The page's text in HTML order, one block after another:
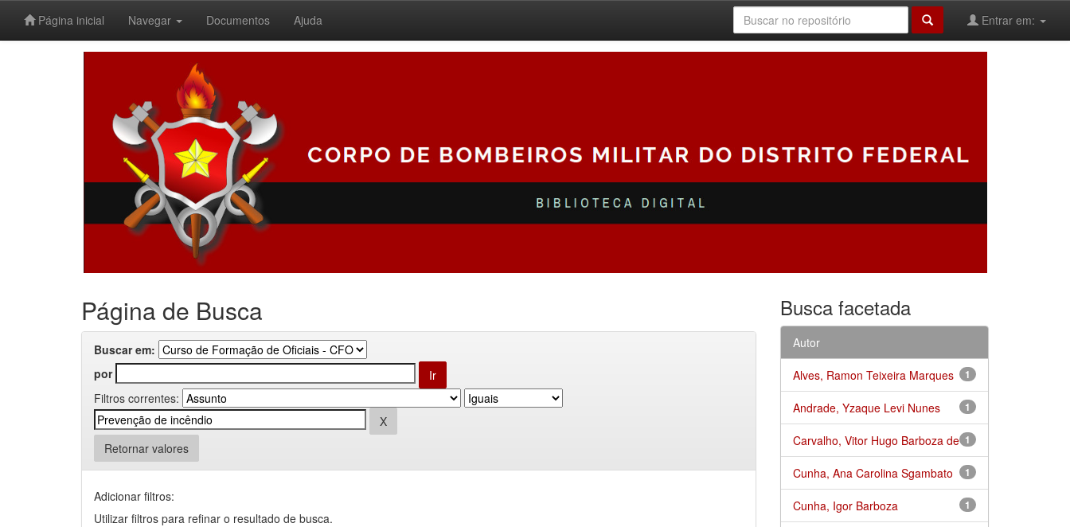
Página inicial Navegar Documentos Ajuda Entrar em:
Página de Busca
Buscar em:
por
Filtros correntes:
Retornar valores
Adicionar filtros:
Utilizar filtros para refinar o resultado de busca.
Busca facetada
Autor
1
Alves, Ramon Teixeira Marques
1
Andrade, Yzaque Levi Nunes
1
Carvalho, Vitor Hugo Barboza de
1
Cunha, Ana Carolina Sgambato
1
Cunha, Igor Barboza